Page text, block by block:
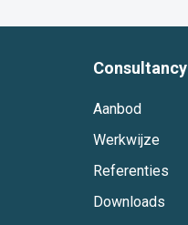
Consultancy
Aanbod
Werkwijze
Referenties
Downloads